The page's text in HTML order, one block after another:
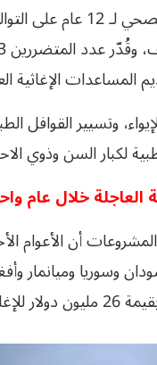
الإغاثية
وتسيير
لكبار السن وذوي
أن الأعوام